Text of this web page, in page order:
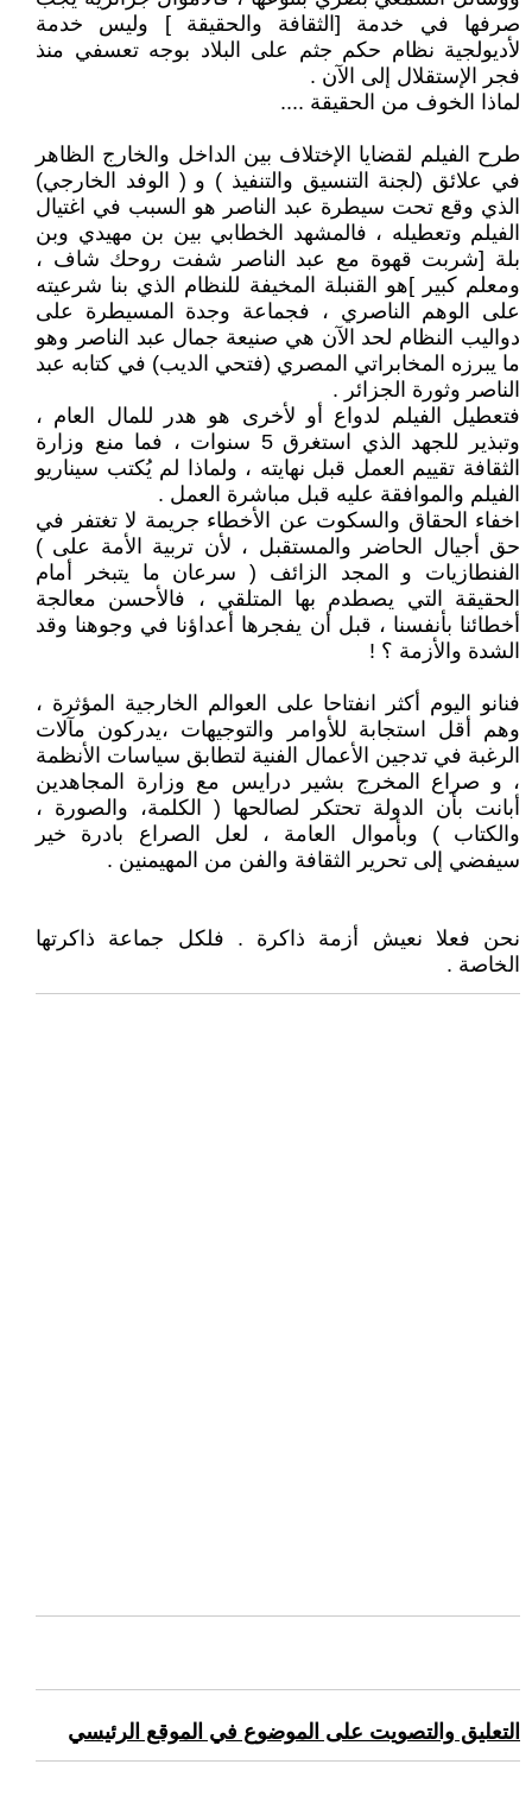
صرفها في خدمة [الثقافة والحقيقة ] وليس خدمة
لأديولجية نظام حكم جثم على البلاد بوجه تعسفي منذ
فجر الإستقلال إلى الآن .
لماذا الخوف من الحقيقة ....
طرح الفيلم لقضايا الإختلاف بين الداخل والخارج الظاهر
في علائق (لجنة التنسيق والتنفيذ ) و ( الوفد الخارجي)
الذي وقع تحت سيطرة عبد الناصر هو السبب في اغتيال
الفيلم وتعطيله ، فالمشهد الخطابي بين بن مهيدي وبن
بلة [شربت قهوة مع عبد الناصر شفت روحك شاف ،
ومعلم كبير ]هو القنبلة المخيفة للنظام الذي بنا شرعيته
على الوهم الناصري ، فجماعة وجدة المسيطرة على
دواليب النظام لحد الآن هي صنيعة جمال عبد الناصر وهو
ما يبرزه المخابراتي المصري (فتحي الديب) في كتابه عبد
الناصر وثورة الجزائر .
فتعطيل الفيلم لدواع أو لأخرى هو هدر للمال العام ،
وتبذير للجهد الذي استغرق 5 سنوات ، فما منع وزارة
الثقافة تقييم العمل قبل نهايته ، ولماذا لم يُكتب سيناريو
الفيلم والموافقة عليه قبل مباشرة العمل .
اخفاء الحقاق والسكوت عن الأخطاء جريمة لا تغتفر في
حق أجيال الحاضر والمستقبل ، لأن تربية الأمة على )
الفنطازيات و المجد الزائف ( سرعان ما يتبخر أمام
الحقيقة التي يصطدم بها المتلقي ، فالأحسن معالجة
أخطائنا بأنفسنا ، قبل أن يفجرها أعداؤنا في وجوهنا وقد
الشدة والأزمة ؟ !
فنانو اليوم أكثر انفتاحا على العوالم الخارجية المؤثرة ،
وهم أقل استجابة للأوامر والتوجيهات ،يدركون مآلات
الرغبة في تدجين الأعمال الفنية لتطابق سياسات الأنظمة
، و صراع المخرج بشير درايس مع وزارة المجاهدين
أبانت بأن الدولة تحتكر لصالحها ( الكلمة، والصورة ،
والكتاب ) وبأموال العامة ، لعل الصراع بادرة خير
سيفضي إلى تحرير الثقافة والفن من المهيمنين .
نحن فعلا نعيش أزمة ذاكرة . فلكل جماعة ذاكرتها
الخاصة .
التعليق والتصويت على الموضوع في الموقع الرئيسي